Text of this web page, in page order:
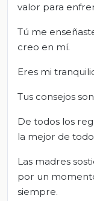
valor para
Tú me
creo en mí.
Eres mi
Tus consejos
De todos los
la mejor de
Las madres
por un
siempre.